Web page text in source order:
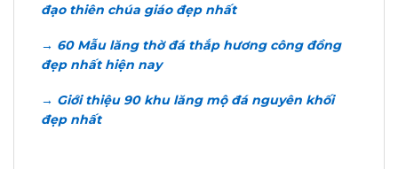
đạo thiên chúa giáo đẹp nhất
→ 60 Mẫu lăng thờ đá thắp hương công đồng
đẹp nhất hiện nay
→ Giới thiệu 90 khu lăng mộ đá nguyên khối
đẹp nhất